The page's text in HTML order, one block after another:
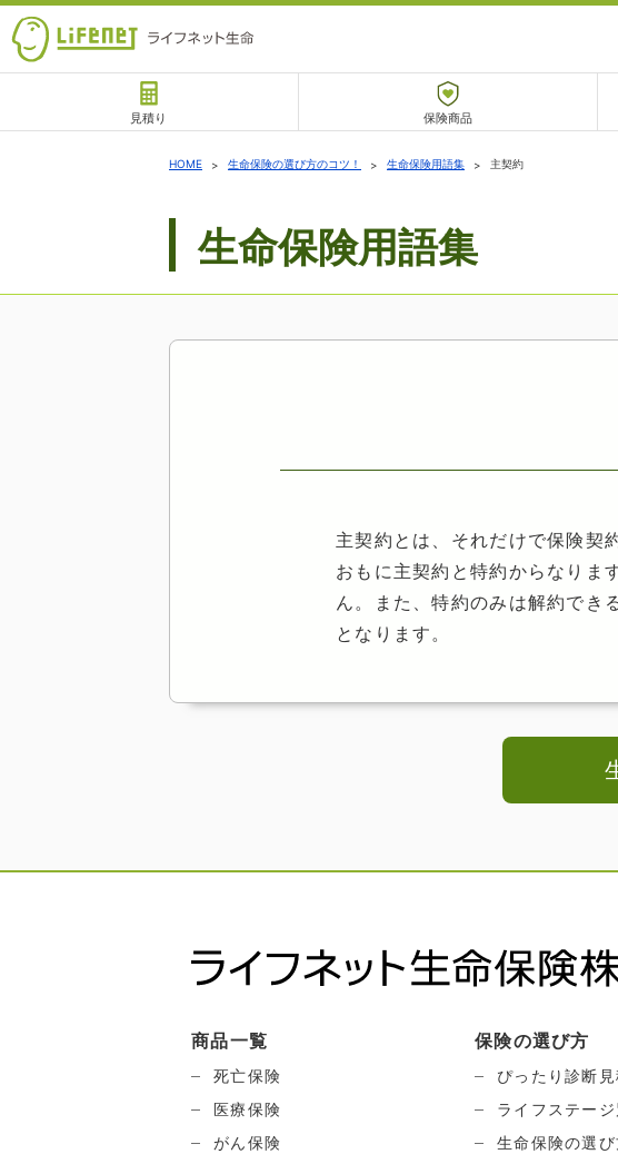
見積り 保険商品
チャットサポート
HOME 生命保険の選び方のコツ！ 生命保険用語集 主契約
生命保険用語集
主契約とは、それだけで保険契
おもに主契約と特約からなりま
ん。また、特約のみは解約でき
となります。
商品一覧
死亡保険
医療保険
がん保険
保険の選び方
ぴったり診断見
ライフステー
生命保険の選